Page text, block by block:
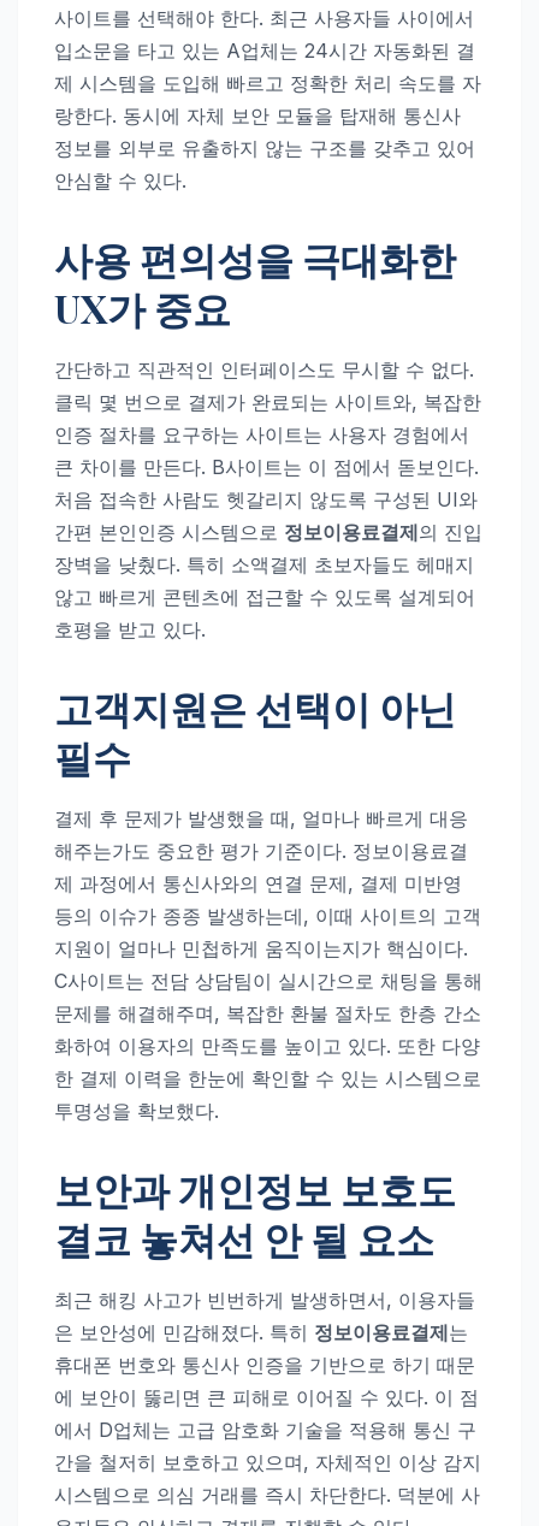
사이트를 선택해야 한다. 최근 사용자들 사이에서
입소문을 타고 있는 A업체는 24시간 자동화된 결
제 시스템을 도입해 빠르고 정확한 처리 속도를 자
랑한다. 동시에 자체 보안 모듈을 탑재해 통신사
정보를 외부로 유출하지 않는 구조를 갖추고 있어
안심할 수 있다.
사용 편의성을 극대화한
UX가 중요
간단하고 직관적인 인터페이스도 무시할 수 없다.
클릭 몇 번으로 결제가 완료되는 사이트와, 복잡한
인증 절차를 요구하는 사이트는 사용자 경험에서
큰 차이를 만든다. B사이트는 이 점에서 돋보인다.
처음 접속한 사람도 헷갈리지 않도록 구성된 UI와
간편 본인인증 시스템으로 정보이용료결제의 진입
장벽을 낮췄다. 특히 소액결제 초보자들도 헤매지
않고 빠르게 콘텐츠에 접근할 수 있도록 설계되어
호평을 받고 있다.
고객지원은 선택이 아닌
필수
결제 후 문제가 발생했을 때, 얼마나 빠르게 대응
해주는가도 중요한 평가 기준이다. 정보이용료결
제 과정에서 통신사와의 연결 문제, 결제 미반영
등의 이슈가 종종 발생하는데, 이때 사이트의 고객
지원이 얼마나 민첩하게 움직이는지가 핵심이다.
C사이트는 전담 상담팀이 실시간으로 채팅을 통해
문제를 해결해주며, 복잡한 환불 절차도 한층 간소
화하여 이용자의 만족도를 높이고 있다. 또한 다양
한 결제 이력을 한눈에 확인할 수 있는 시스템으로
투명성을 확보했다.
보안과 개인정보 보호도
결코 놓쳐선 안 될 요소
최근 해킹 사고가 빈번하게 발생하면서, 이용자들
은 보안성에 민감해졌다. 특히 정보이용료결제는
휴대폰 번호와 통신사 인증을 기반으로 하기 때문
에 보안이 뚫리면 큰 피해로 이어질 수 있다. 이 점
에서 D업체는 고급 암호화 기술을 적용해 통신 구
간을 철저히 보호하고 있으며, 자체적인 이상 감지
시스템으로 의심 거래를 즉시 차단한다. 덕분에 사